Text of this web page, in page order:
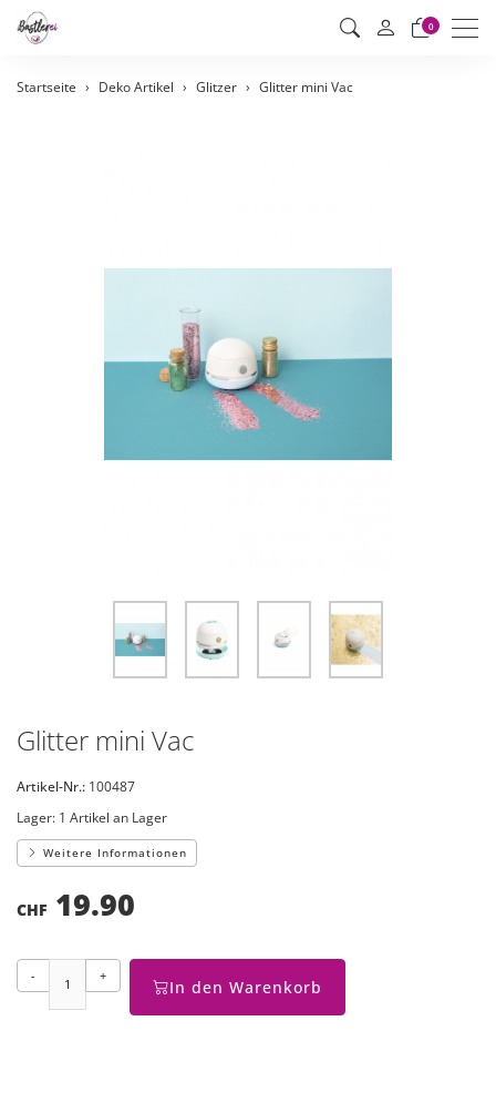
0
Startseite Deko Artikel Glitzer Glitter mini Vac
Glitter mini Vac
Artikel-Nr.: 100487
Lager: 1 Artikel an Lager
Weitere Informationen
CHF 19.90
- +
In den Warenkorb